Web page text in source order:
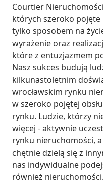
Courtier
których szeroko pojęte
tylko sposobem na
wyrażenie oraz
które z entuzjazmem
Nasz sukces budują
kilkunastoletnim
wrocławskim rynku
w szeroko pojętej
rynku. Ludzie, którzy
więcej - aktywnie
rynku nieruchomości,
chętnie dzielą się z
nas indywidualne
również